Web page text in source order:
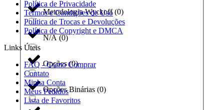
Metodologia Wyckoff(0)
N/A (0)
Opções(0)
Opções Binárias (0)
Política de Privacidade
Termos e Condições de Uso
Política de Trocas e Devoluções
Política de Copyright e DMCA
Links Úteis
FAQ - Como Comprar
Contato
Minha Conta
Meus Pedidos
Lista de Favoritos